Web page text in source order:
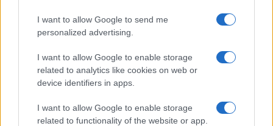
I want to allow Google to send me
personalized advertising.
I want to allow Google to enable storage
related to analytics like cookies on web or
device identifiers in apps.
I want to allow Google to enable storage
related to functionality of the website or app.